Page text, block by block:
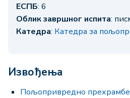
ЕСПБ: 6
Облик завршног испита:
Катедра: Катедра за
Извођења
Пољопривредно